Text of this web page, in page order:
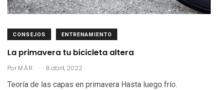
CONSEJOS ENTRENAMIENTO
La primavera tu bicicleta altera
Por M.Á.R . 8 abril, 2022
Teoría de las capas en primavera Hasta luego frío.